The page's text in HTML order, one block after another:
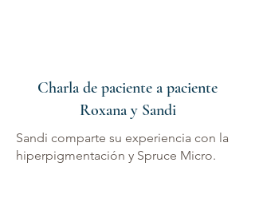
Charla de paciente a paciente
Roxana y Sandi
Sandi comparte su experiencia con la
hiperpigmentación y Spruce Micro.